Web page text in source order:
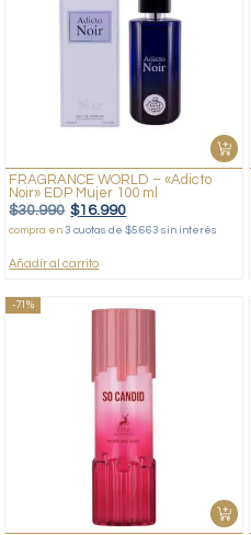
FRAGRANCE WORLD – «Adicto
Noir» EDP Mujer 100 ml
$30.990 $16.990
compra en3 cuotas de $5.663 sin interés
Añadir al carrito
-71%